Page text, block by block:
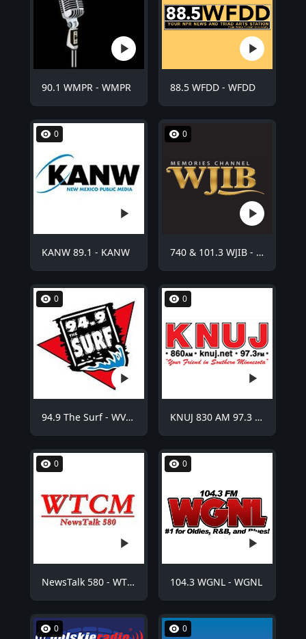
90.1 WMPR - WMPR 88.5 WFDD - WFDD
0
KANW 89.1 - KANW
0
740 & 101.3 WJIB - WJIB
0
94.9 The Surf - WVCO
0
KNUJ 830 AM 97.3 FM - KNUJ
0
NewsTalk 580 - WTCM
0
104.3 WGNL - WGNL
0 0